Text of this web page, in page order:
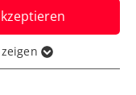
Turniers in
die